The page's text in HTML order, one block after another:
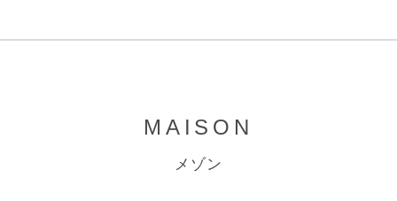
MAISON
メゾン